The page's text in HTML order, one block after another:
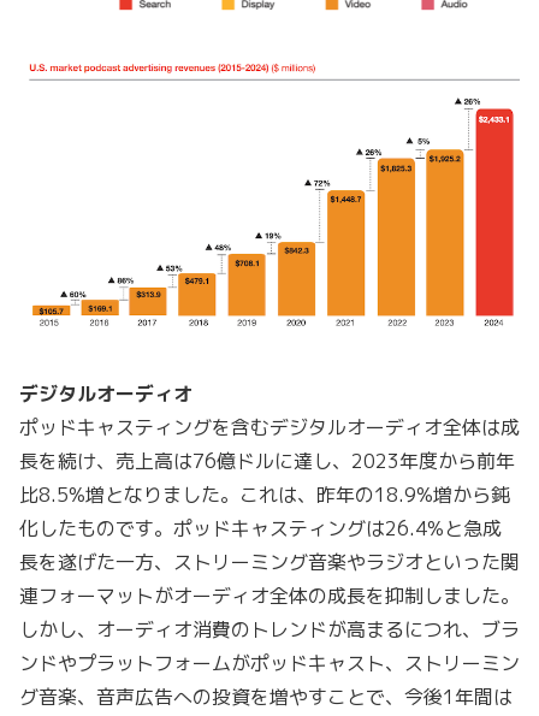
デジタルオーディオ
ポッドキャスティングを含むデジタルオーディオ全体は成
長を続け、売上高は76億ドルに達し、2023年度から前年
比8.5%増となりました。これは、昨年の18.9%増から鈍
化したものです。ポッドキャスティングは26.4%と急成
長を遂げた一方、ストリーミング音楽やラジオといった関
連フォーマットがオーディオ全体の成長を抑制しました。
しかし、オーディオ消費のトレンドが高まるにつれ、ブラ
ンドやプラットフォームがポッドキャスト、ストリーミン
グ音楽、音声広告への投資を増やすことで、今後1年間は